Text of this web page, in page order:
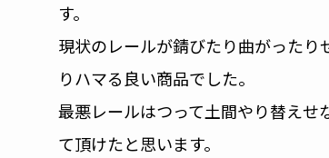
す。
現状のレールが錆びたり曲がった
りハマる良い商品でした。
最悪レールはつって土間やり替え
て頂けたと思います。